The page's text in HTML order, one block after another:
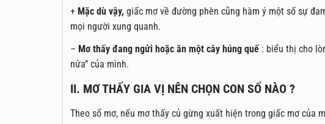
+ Mặc dù vậy, giấc mơ về đường phèn cũng hàm ý một số sự
mọi người xung quanh.
– Mơ thấy đang ngửi hoặc ăn một cây húng quế: biểu thị cho
nửa” của mình.
II. MƠ THẤY GIA VỊ NÊN CHỌN CON SỐ NÀO ?
Theo sổ mơ, nếu mơ thấy củ gừng xuất hiện trong giấc mơ của